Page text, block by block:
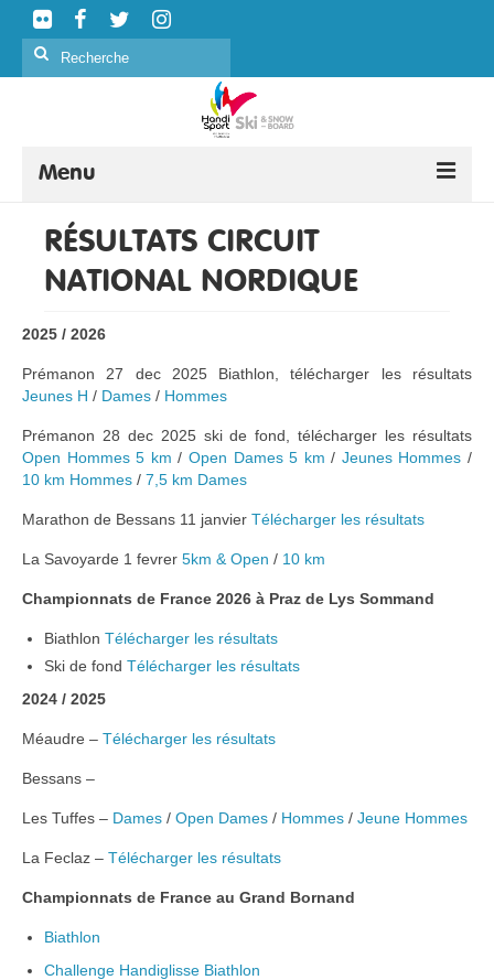
Rechercher
Menu
SKI ALPIN
SKI NORDIQUE
FORMATION
ÉVÉNEMENTS
CLASSIFICATION
RÉSULTATS CIRCUIT
NATIONAL NORDIQUE
2025 / 2026
Prémanon 27 dec 2025 Biathlon, télécharger les résultats
Jeunes H / Dames / Hommes
Prémanon 28 dec 2025 ski de fond, télécharger les résultats
Open Hommes 5 km / Open Dames 5 km / Jeunes Hommes /
10 km Hommes / 7,5 km Dames
Marathon de Bessans 11 janvier Télécharger les résultats
La Savoyarde 1 fevrer 5km & Open / 10 km
Championnats de France 2026 à Praz de Lys Sommand
Biathlon Télécharger les résultats
Ski de fond Télécharger les résultats
2024 / 2025
Méaudre – Télécharger les résultats
Bessans –
Les Tuffes – Dames / Open Dames / Hommes / Jeune Hommes
La Feclaz – Télécharger les résultats
Championnats de France au Grand Bornand
Biathlon
Challenge Handiglisse Biathlon